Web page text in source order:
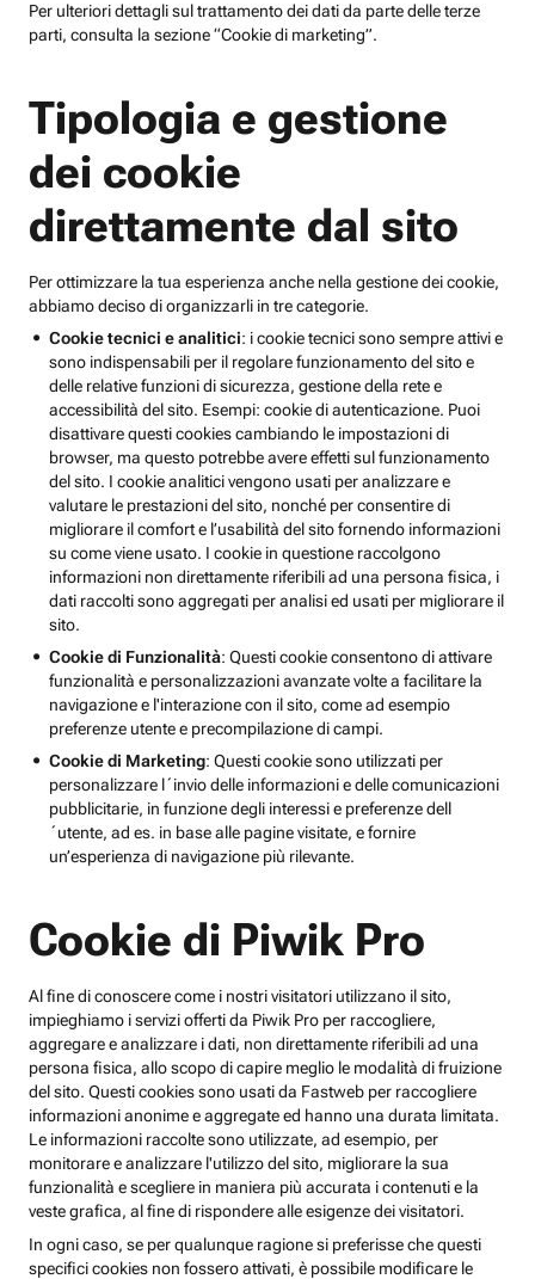
Per ulteriori dettagli sul trattamento dei dati da parte delle terze
parti, consulta la sezione “Cookie di marketing”.
Tipologia e gestione
dei cookie
direttamente dal sito
Per ottimizzare la tua esperienza anche nella gestione dei cookie,
abbiamo deciso di organizzarli in tre categorie.
Cookie tecnici e analitici: i cookie tecnici sono sempre attivi e
sono indispensabili per il regolare funzionamento del sito e
delle relative funzioni di sicurezza, gestione della rete e
accessibilità del sito. Esempi: cookie di autenticazione. Puoi
disattivare questi cookies cambiando le impostazioni di
browser, ma questo potrebbe avere effetti sul funzionamento
del sito. I cookie analitici vengono usati per analizzare e
valutare le prestazioni del sito, nonché per consentire di
migliorare il comfort e l’usabilità del sito fornendo informazioni
su come viene usato. I cookie in questione raccolgono
informazioni non direttamente riferibili ad una persona fisica, i
dati raccolti sono aggregati per analisi ed usati per migliorare il
sito.
Cookie di Funzionalità: Questi cookie consentono di attivare
funzionalità e personalizzazioni avanzate volte a facilitare la
navigazione e l'interazione con il sito, come ad esempio
preferenze utente e precompilazione di campi.
Cookie di Marketing: Questi cookie sono utilizzati per
personalizzare l´invio delle informazioni e delle comunicazioni
pubblicitarie, in funzione degli interessi e preferenze dell
´utente, ad es. in base alle pagine visitate, e fornire
un’esperienza di navigazione più rilevante.
Cookie di Piwik Pro
Al fine di conoscere come i nostri visitatori utilizzano il sito,
impieghiamo i servizi offerti da Piwik Pro per raccogliere,
aggregare e analizzare i dati, non direttamente riferibili ad una
persona fisica, allo scopo di capire meglio le modalità di fruizione
del sito. Questi cookies sono usati da Fastweb per raccogliere
informazioni anonime e aggregate ed hanno una durata limitata.
Le informazioni raccolte sono utilizzate, ad esempio, per
monitorare e analizzare l'utilizzo del sito, migliorare la sua
funzionalità e scegliere in maniera più accurata i contenuti e la
veste grafica, al fine di rispondere alle esigenze dei visitatori.
In ogni caso, se per qualunque ragione si preferisse che questi
specifici cookies non fossero attivati, è possibile modificare le